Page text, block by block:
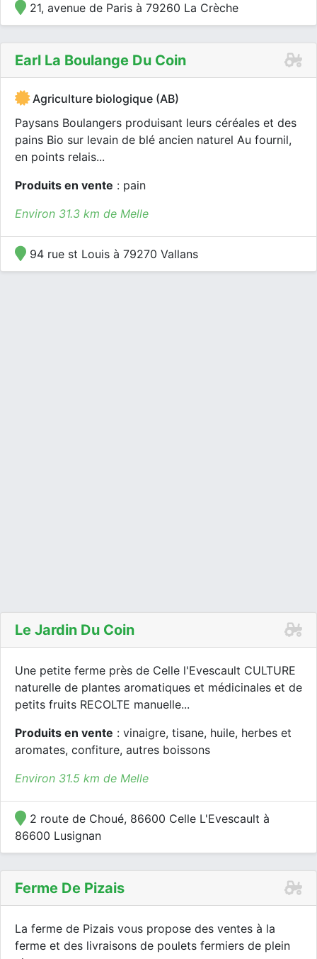
21, avenue de Paris à 79260 La Crèche
Earl La Boulange Du Coin
Agriculture biologique (AB)
Paysans Boulangers produisant leurs céréales et des
pains Bio sur levain de blé ancien naturel Au fournil,
en points relais...
Produits en vente : pain
Environ 31.3 km de Melle
94 rue st Louis à 79270 Vallans
Le Jardin Du Coin
Une petite ferme près de Celle l'Evescault CULTURE
naturelle de plantes aromatiques et médicinales et de
petits fruits RECOLTE manuelle...
Produits en vente : vinaigre, tisane, huile, herbes et
aromates, confiture, autres boissons
Environ 31.5 km de Melle
2 route de Choué, 86600 Celle L'Evescault à
86600 Lusignan
Ferme De Pizais
La ferme de Pizais vous propose des ventes à la
ferme et des livraisons de poulets fermiers de plein